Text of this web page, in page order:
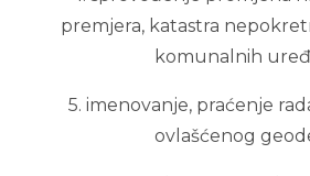
premjera, katastra
komunalnih
5. imenovanje, praćenje
ovlašćenog